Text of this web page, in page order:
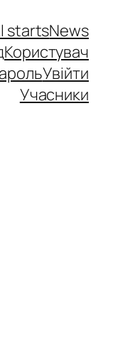
startsNews
Користувач
Увійти
Учасники